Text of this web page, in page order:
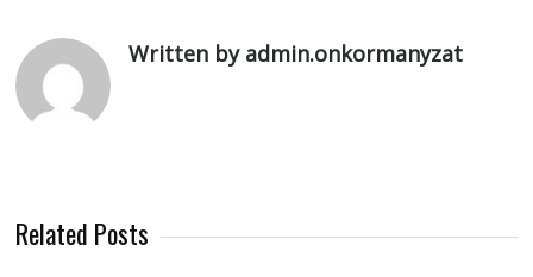
Written by admin.onkormanyzat
Related Posts